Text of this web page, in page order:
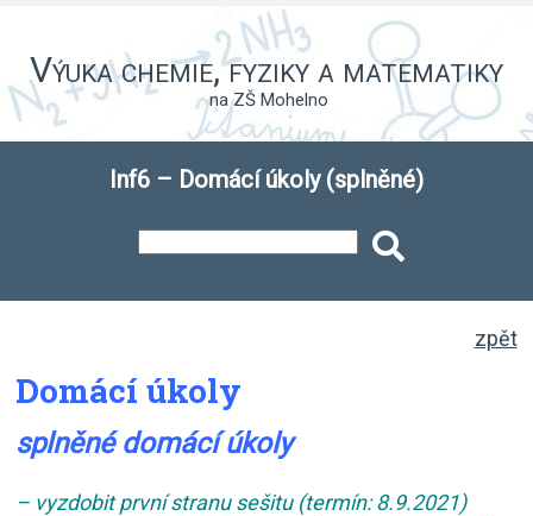
Výuka chemie, fyziky a matematiky
na ZŠ Mohelno
Inf6 – Domácí úkoly (splněné)
zpět
Domácí úkoly
splněné domácí úkoly
– vyzdobit první stranu sešitu (termín: 8.9.2021)